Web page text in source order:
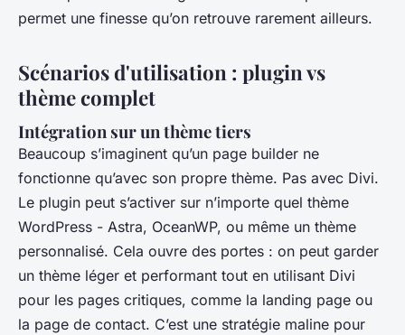
permet une finesse qu’on retrouve rarement ailleurs.
Scénarios d'utilisation : plugin vs
thème complet
Intégration sur un thème tiers
Beaucoup s’imaginent qu’un page builder ne
fonctionne qu’avec son propre thème. Pas avec Divi.
Le plugin peut s’activer sur n’importe quel thème
WordPress - Astra, OceanWP, ou même un thème
personnalisé. Cela ouvre des portes : on peut garder
un thème léger et performant tout en utilisant Divi
pour les pages critiques, comme la landing page ou
la page de contact. C’est une stratégie maline pour